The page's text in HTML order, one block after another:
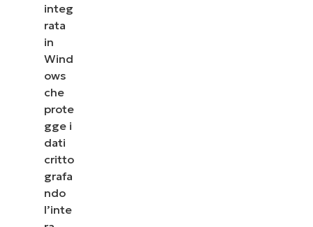
integ
rata
in
Wind
ows
che
prote
gge i
dati
critto
grafa
ndo
l’inte